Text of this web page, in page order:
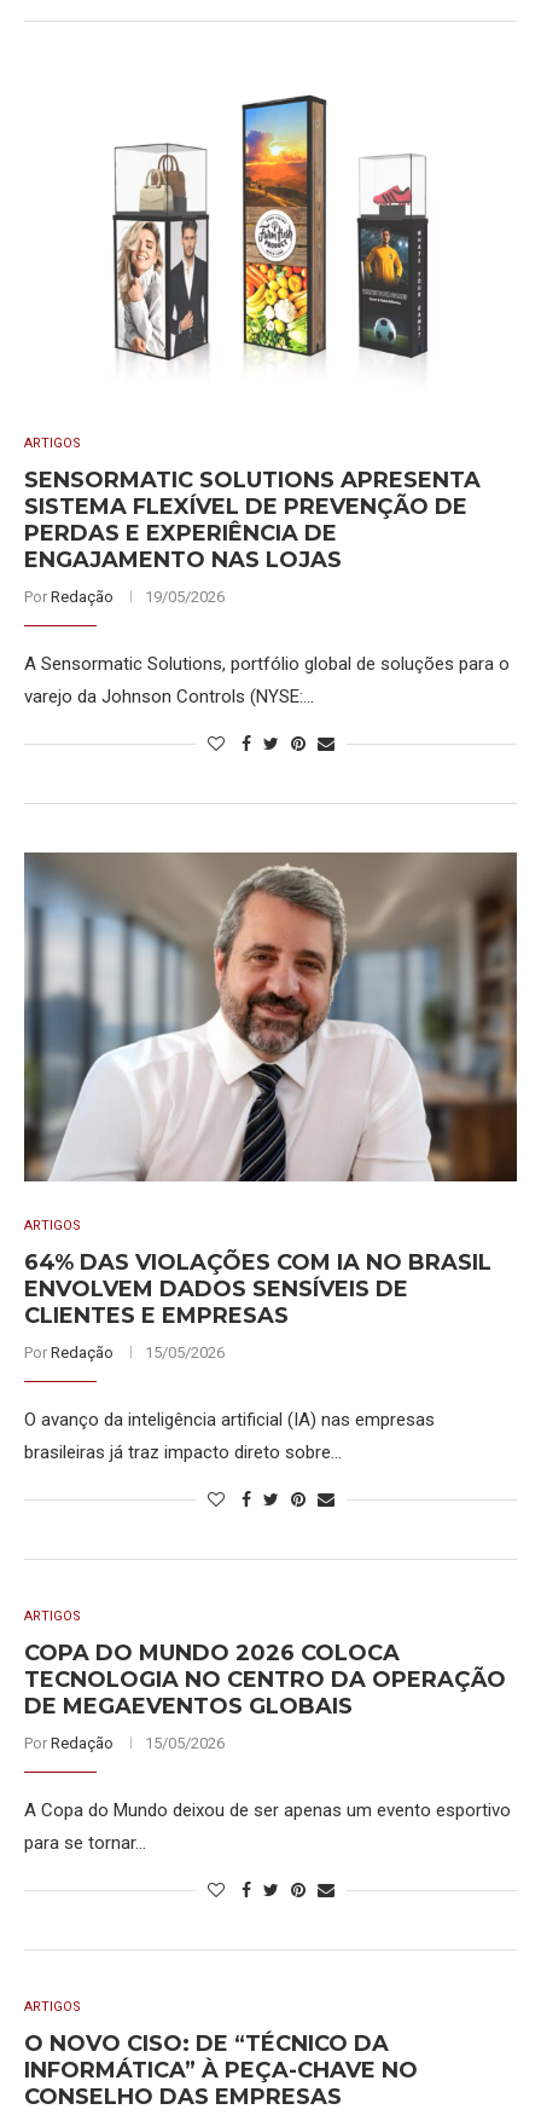
ARTIGOS
SENSORMATIC SOLUTIONS APRESENTA
SISTEMA FLEXÍVEL DE PREVENÇÃO DE
PERDAS E EXPERIÊNCIA DE
ENGAJAMENTO NAS LOJAS
Por Redação 19/05/2026
A Sensormatic Solutions, portfólio global de soluções para o
varejo da Johnson Controls (NYSE:…
ARTIGOS
64% DAS VIOLAÇÕES COM IA NO BRASIL
ENVOLVEM DADOS SENSÍVEIS DE
CLIENTES E EMPRESAS
Por Redação 15/05/2026
O avanço da inteligência artificial (IA) nas empresas
brasileiras já traz impacto direto sobre…
ARTIGOS
COPA DO MUNDO 2026 COLOCA
TECNOLOGIA NO CENTRO DA OPERAÇÃO
DE MEGAEVENTOS GLOBAIS
Por Redação 15/05/2026
A Copa do Mundo deixou de ser apenas um evento esportivo
para se tornar…
ARTIGOS
O NOVO CISO: DE “TÉCNICO DA
INFORMÁTICA” À PEÇA-CHAVE NO
CONSELHO DAS EMPRESAS